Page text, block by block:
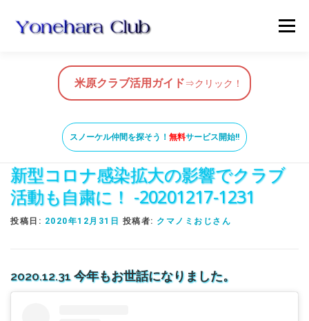
メニ
HOME 米原クラブ活用ガイド
スノーケルガイド BLOG & NEWS
VIDEO お問い合わせ ガイド養成コース
SNORKEL BUDDY ISHIGAKI
米原クラブ活用ガイド⇒クリック！
スノーケル仲間を探そう！ 無料サービス開始!!
新型コロナ感染拡大の影響でクラブ
活動も自粛に！ -20201217-1231
投稿日: 2020年12月31日 投稿者: クマノミおじさん
2020.12.31 今年もお世話になりました。